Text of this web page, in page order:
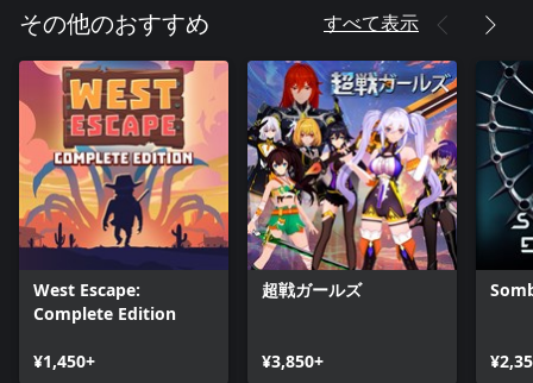
その他のおすすめ すべて表示
West Escape:
Complete Edition
¥1,450+
超戦ガールズ
¥3,850+